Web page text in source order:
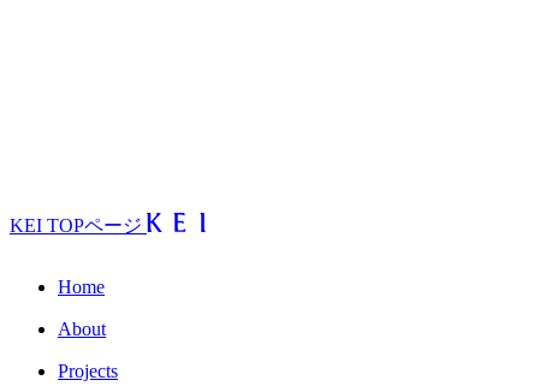
KEI TOPページ
Home
About
Projects